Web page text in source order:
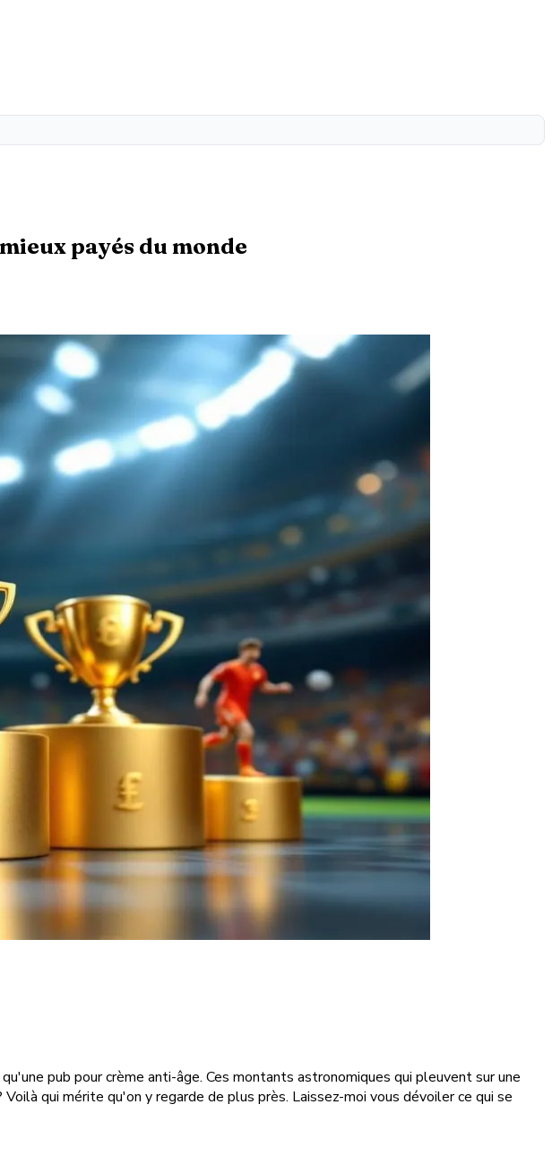
payés du monde
pub pour crème anti-âge. Ces montants astronomiques qui pleuvent sur une
qui mérite qu'on y regarde de plus près. Laissez-moi vous dévoiler ce qui se